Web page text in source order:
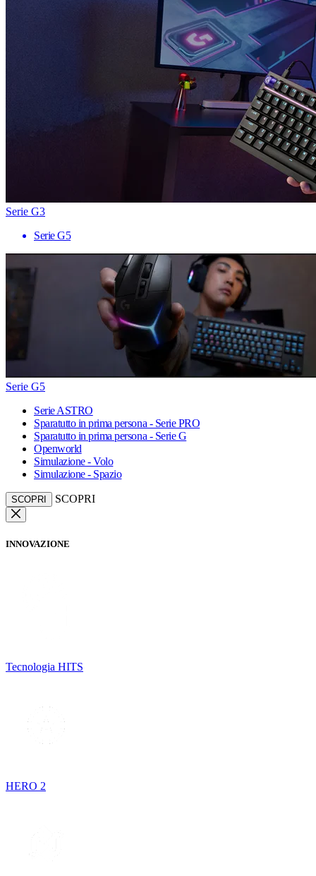
Serie G3
Serie G5
Serie G5
Serie ASTRO
Sparatutto in prima persona - Serie PRO
Sparatutto in prima persona - Serie G
Openworld
Simulazione - Volo
Simulazione - Spazio
SCOPRI SCOPRI
INNOVAZIONE
Tecnologia HITS
HERO 2